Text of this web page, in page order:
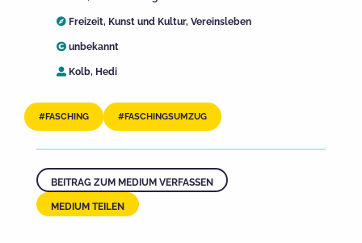
Freizeit, Kunst und Kultur, Vereinsleben
unbekannt
Kolb, Hedi
FASCHING FASCHINGSUMZUG
BEITRAG ZUM MEDIUM VERFASSEN
MEDIUM TEILEN